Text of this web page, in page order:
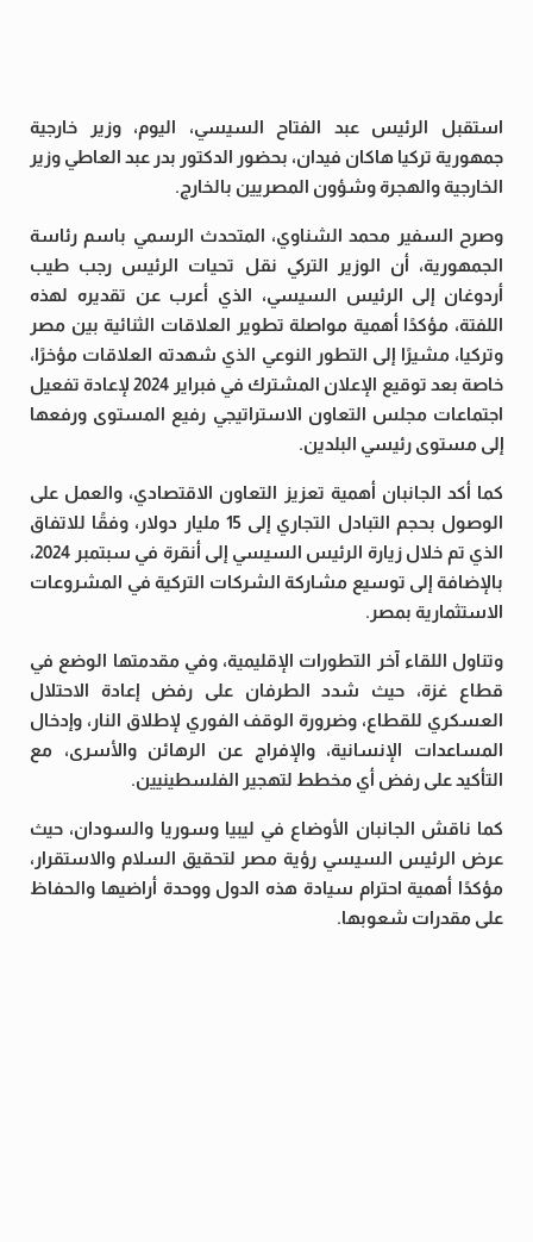
استقبل الرئيس عبد الفتاح السيسي، اليوم، وزير خارجية
جمهورية تركيا هاكان فيدان، بحضور الدكتور بدر عبد العاطي وزير
الخارجية والهجرة وشؤون المصريين بالخارج.
وصرح السفير محمد الشناوي، المتحدث الرسمي باسم رئاسة
الجمهورية، أن الوزير التركي نقل تحيات الرئيس رجب طيب
أردوغان إلى الرئيس السيسي، الذي أعرب عن تقديره لهذه
اللفتة، مؤكدًا أهمية مواصلة تطوير العلاقات الثنائية بين مصر
وتركيا، مشيرًا إلى التطور النوعي الذي شهدته العلاقات مؤخرًا،
خاصة بعد توقيع الإعلان المشترك في فبراير 2024 لإعادة تفعيل
اجتماعات مجلس التعاون الاستراتيجي رفيع المستوى ورفعها
إلى مستوى رئيسي البلدين.
كما أكد الجانبان أهمية تعزيز التعاون الاقتصادي، والعمل على
الوصول بحجم التبادل التجاري إلى 15 مليار دولار، وفقًا للاتفاق
الذي تم خلال زيارة الرئيس السيسي إلى أنقرة في سبتمبر 2024،
بالإضافة إلى توسيع مشاركة الشركات التركية في المشروعات
الاستثمارية بمصر.
وتناول اللقاء آخر التطورات الإقليمية، وفي مقدمتها الوضع في
قطاع غزة، حيث شدد الطرفان على رفض إعادة الاحتلال
العسكري للقطاع، وضرورة الوقف الفوري لإطلاق النار، وإدخال
المساعدات الإنسانية، والإفراج عن الرهائن والأسرى، مع
التأكيد على رفض أي مخطط لتهجير الفلسطينيين.
كما ناقش الجانبان الأوضاع في ليبيا وسوريا والسودان، حيث
عرض الرئيس السيسي رؤية مصر لتحقيق السلام والاستقرار،
مؤكدًا أهمية احترام سيادة هذه الدول ووحدة أراضيها والحفاظ
على مقدرات شعوبها.